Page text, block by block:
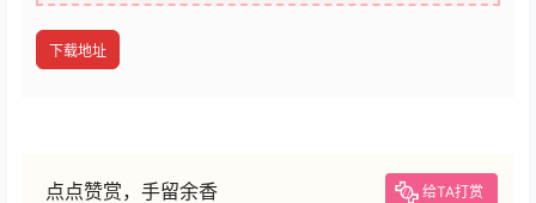
下载地址
点点赞赏，手留余香 给TA打赏